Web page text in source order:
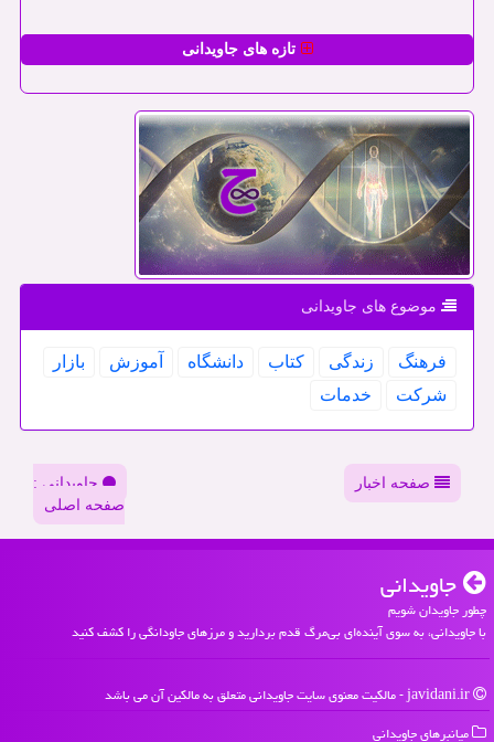
تازه های جاویدانی
موضوع های جاویدانی
فرهنگ زندگی كتاب دانشگاه آموزش
بازار
شركت
خدمات
صفحه اخبار
جاویدانی :
صفحه اصلی
جاویدانی
چطور جاویدان شویم
با جاویدانی، به سوی آینده‌ای بی‌مرگ قدم بردارید و مرزهای جاودانگی را کشف کنید
میانبرهای جاویدانی